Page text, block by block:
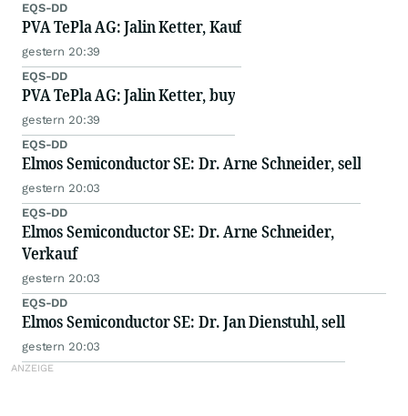
EQS-DD
PVA TePla AG: Jalin Ketter, Kauf
gestern 20:39
EQS-DD
PVA TePla AG: Jalin Ketter, buy
gestern 20:39
EQS-DD
Elmos Semiconductor SE: Dr. Arne Schneider, sell
gestern 20:03
EQS-DD
Elmos Semiconductor SE: Dr. Arne Schneider,
Verkauf
gestern 20:03
EQS-DD
Elmos Semiconductor SE: Dr. Jan Dienstuhl, sell
gestern 20:03